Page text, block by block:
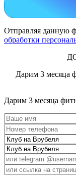
Отправляя данную
обработки
Дарим 3 месяца
Дарим 3 месяца